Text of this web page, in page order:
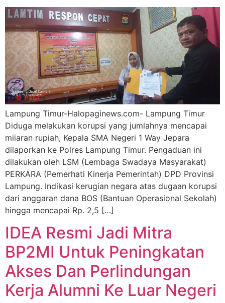
Lampung Timur-Halopaginews.com- Lampung Timur
Diduga melakukan korupsi yang jumlahnya mencapai
miiaran rupiah, Kepala SMA Negeri 1 Way Jepara
dilaporkan ke Polres Lampung Timur. Pengaduan ini
dilakukan oleh LSM (Lembaga Swadaya Masyarakat)
PERKARA (Pemerhati Kinerja Pemerintah) DPD Provinsi
Lampung. Indikasi kerugian negara atas dugaan korupsi
dari anggaran dana BOS (Bantuan Operasional Sekolah)
hingga mencapai Rp. 2,5 […]
IDEA Resmi Jadi Mitra
BP2MI Untuk Peningkatan
Akses Dan Perlindungan
Kerja Alumni Ke Luar Negeri